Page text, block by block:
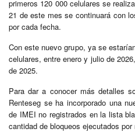
primeros 120 000 celulares se
21 de este mes se continuará con
por cada fecha.
Con este nuevo grupo, ya se
celulares, entre enero y julio de
de 2025.
Para dar a conocer más detalles
Renteseg se ha incorporado una
de IMEI no registrados en la lista
cantidad de bloqueos ejecutados